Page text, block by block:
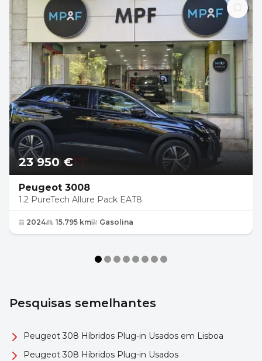
23 950 €
Peugeot 3008
1.2 PureTech Allure Pack EAT8
2024 15.795 km Gasolina
Pesquisas semelhantes
Peugeot 308 Híbridos Plug-in Usados em Lisboa
Peugeot 308 Híbridos Plug-in Usados